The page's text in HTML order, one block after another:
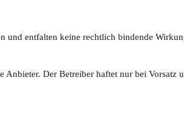
entfalten keine rechtlich bindende
Der Betreiber haftet nur bei